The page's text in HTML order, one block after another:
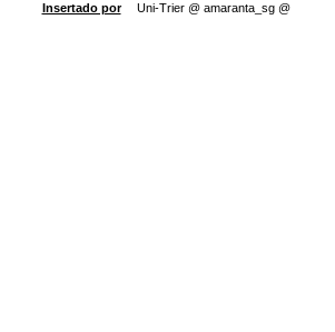
Insertado por
Uni-Trier @ amaranta_sg @